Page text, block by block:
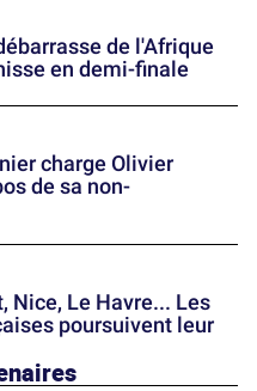
de l'Afrique
en demi-finale
charge Olivier
de sa non-
Nice, Le Havre... Les
poursuivent leur